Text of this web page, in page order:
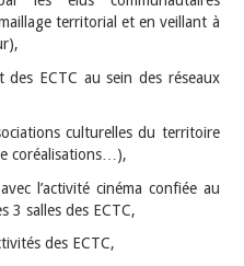
territorial et en veillant à
ECTC au sein des réseaux
culturelles du territoire
coréalisations…),
l’activité cinéma confiée au
3 salles des ECTC,
des ECTC,